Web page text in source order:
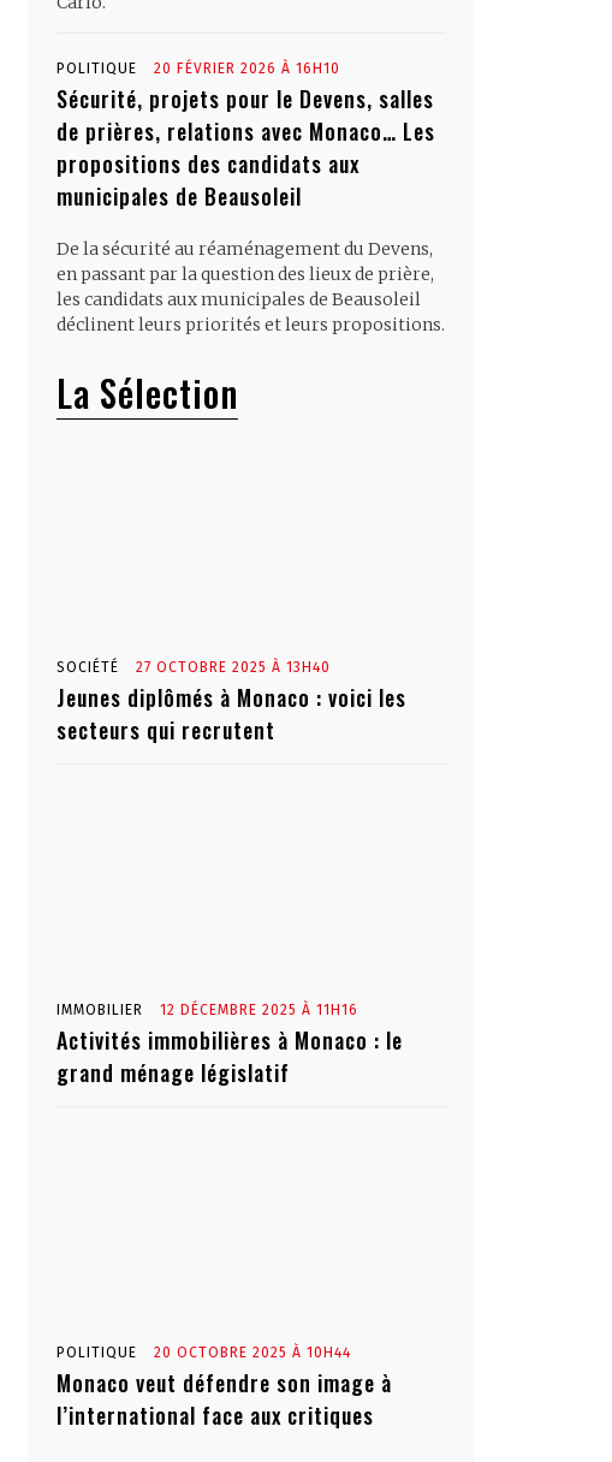
POLITIQUE 20 FÉVRIER 2026 À 16H10
Sécurité, projets pour le Devens, salles
de prières, relations avec Monaco… Les
propositions des candidats aux
municipales de Beausoleil
De la sécurité au réaménagement du Devens,
en passant par la question des lieux de prière,
les candidats aux municipales de Beausoleil
déclinent leurs priorités et leurs propositions.
La Sélection
SOCIÉTÉ 27 OCTOBRE 2025 À 13H40
Jeunes diplômés à Monaco : voici les
secteurs qui recrutent
IMMOBILIER 12 DÉCEMBRE 2025 À 11H16
Activités immobilières à Monaco : le
grand ménage législatif
POLITIQUE 20 OCTOBRE 2025 À 10H44
Monaco veut défendre son image à
l’international face aux critiques